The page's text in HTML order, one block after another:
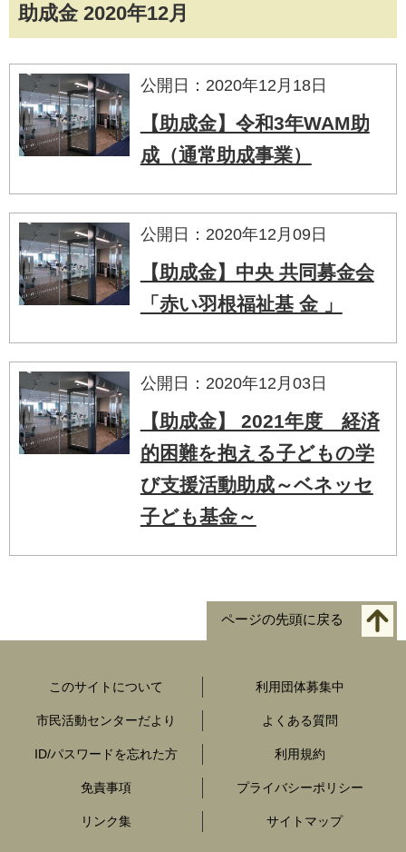
助成金 2020年12月
公開日：2020年12月18日
【助成金】令和3年WAM助
成（通常助成事業）
公開日：2020年12月09日
【助成金】中央 共同募金会
「赤い羽根福祉基 金 」
公開日：2020年12月03日
【助成金】 2021年度 経済
的困難を抱える子どもの学
び支援活動助成～ベネッセ
子ども基金～
ページの先頭に戻る
このサイトについて 利用団体募集中
市民活動センターだより よくある質問
ID/パスワードを忘れた方 利用規約
免責事項 プライバシーポリシー
リンク集 サイトマップ